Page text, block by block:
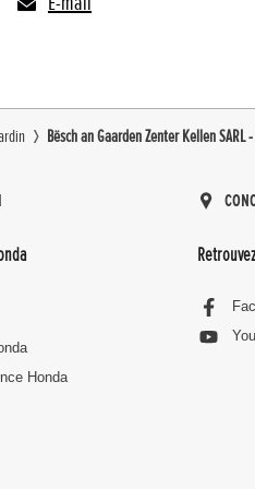
Bësch an Gaarden Zenter Kellen
Honda